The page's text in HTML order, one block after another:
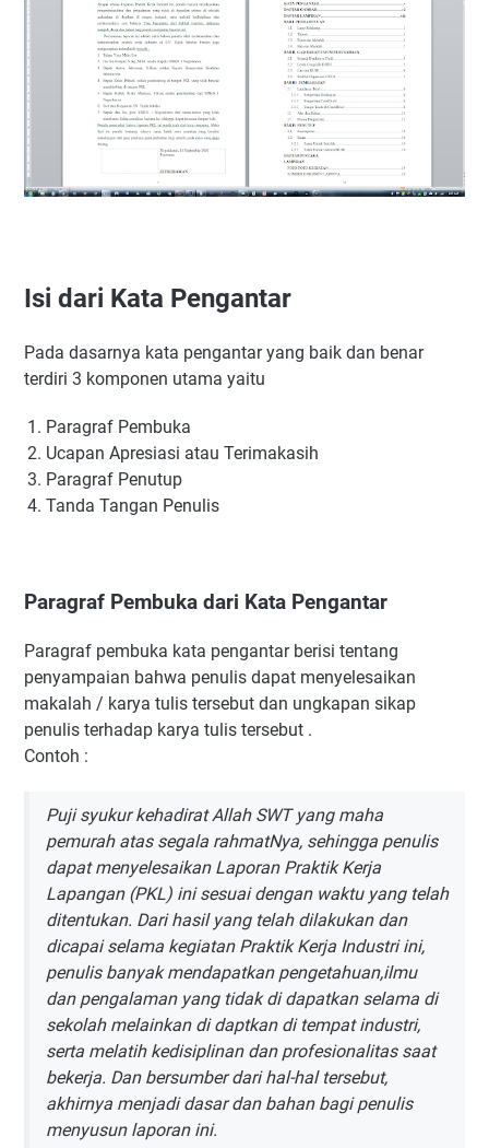
Isi dari Kata Pengantar
Pada dasarnya kata pengantar yang baik dan benar
terdiri 3 komponen utama yaitu
Paragraf Pembuka
Ucapan Apresiasi atau Terimakasih
Paragraf Penutup
Tanda Tangan Penulis
Paragraf Pembuka dari Kata Pengantar
Paragraf pembuka kata pengantar berisi tentang
penyampaian bahwa penulis dapat menyelesaikan
makalah / karya tulis tersebut dan ungkapan sikap
penulis terhadap karya tulis tersebut .
Contoh :
Puji syukur kehadirat Allah SWT yang maha
pemurah atas segala rahmatNya, sehingga penulis
dapat menyelesaikan Laporan Praktik Kerja
Lapangan (PKL) ini sesuai dengan waktu yang telah
ditentukan. Dari hasil yang telah dilakukan dan
dicapai selama kegiatan Praktik Kerja Industri ini,
penulis banyak mendapatkan pengetahuan,ilmu
dan pengalaman yang tidak di dapatkan selama di
sekolah melainkan di daptkan di tempat industri,
serta melatih kedisiplinan dan profesionalitas saat
bekerja. Dan bersumber dari hal-hal tersebut,
akhirnya menjadi dasar dan bahan bagi penulis
menyusun laporan ini.